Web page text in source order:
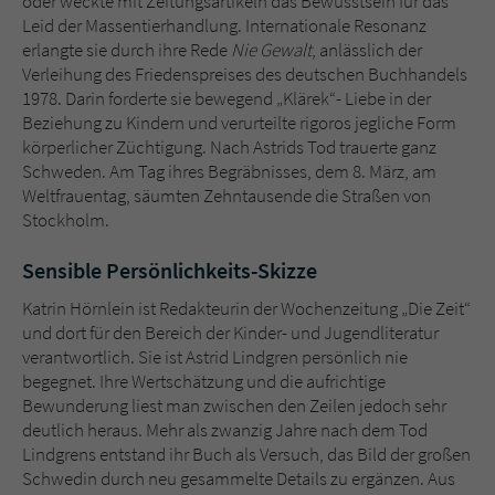
Leid der Massentierhandlung. Internationale Resonanz
erlangte sie durch ihre Rede Nie Gewalt, anlässlich der
Verleihung des Friedenspreises des deutschen Buchhandels
1978. Darin forderte sie bewegend „Klärek“- Liebe in der
Beziehung zu Kindern und verurteilte rigoros jegliche Form
körperlicher Züchtigung. Nach Astrids Tod trauerte ganz
Schweden. Am Tag ihres Begräbnisses, dem 8. März, am
Weltfrauentag, säumten Zehntausende die Straßen von
Stockholm.
Sensible Persönlichkeits-Skizze
Katrin Hörnlein ist Redakteurin der Wochenzeitung „Die Zeit“
und dort für den Bereich der Kinder- und Jugendliteratur
verantwortlich. Sie ist Astrid Lindgren persönlich nie
begegnet. Ihre Wertschätzung und die aufrichtige
Bewunderung liest man zwischen den Zeilen jedoch sehr
deutlich heraus. Mehr als zwanzig Jahre nach dem Tod
Lindgrens entstand ihr Buch als Versuch, das Bild der großen
Schwedin durch neu gesammelte Details zu ergänzen. Aus